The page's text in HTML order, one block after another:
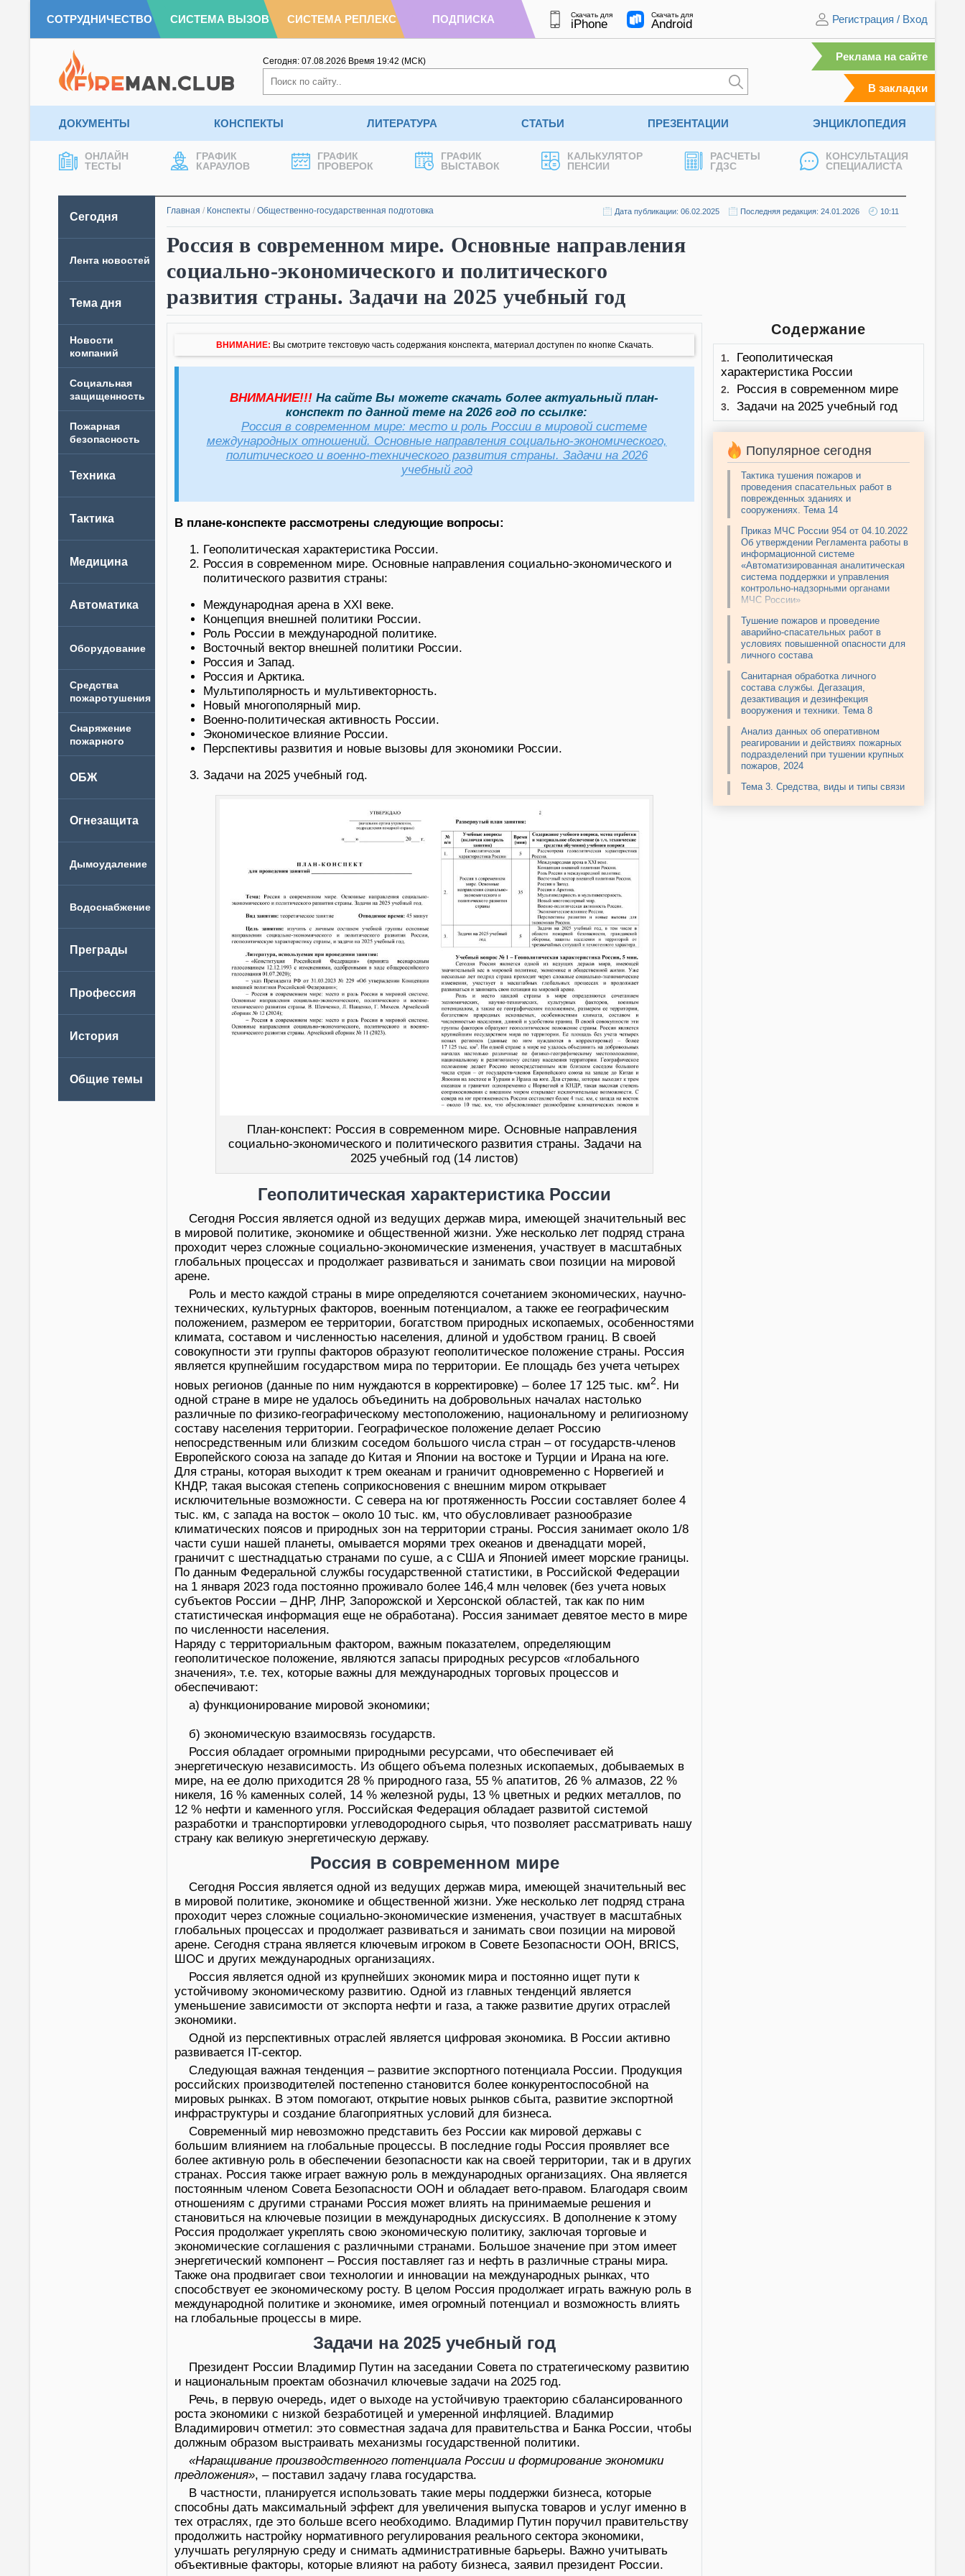
СОТРУДНИЧЕСТВО СИСТЕМА ВЫЗОВ СИСТЕМА РЕПЛЕКС ПОДПИСКА Скачать для
iPhone
Скачать для
Android Регистрация / Вход
Сегодня: 07.08.2026 Время 19:42 (МСК) Реклама на сайте
В закладки
ДОКУМЕНТЫ КОНСПЕКТЫ ЛИТЕРАТУРА СТАТЬИ ПРЕЗЕНТАЦИИ ЭНЦИКЛОПЕДИЯ
ОНЛАЙН
ТЕСТЫ
ГРАФИК
КАРАУЛОВ
ГРАФИК
ПРОВЕРОК
ГРАФИК
ВЫСТАВОК
КАЛЬКУЛЯТОР
ПЕНСИИ
РАСЧЕТЫ
ГДЗС
КОНСУЛЬТАЦИЯ
СПЕЦИАЛИСТА
Сегодня
Лента новостей
Тема дня
Новости
компаний
Главная / Конспекты / Общественно-государственная подготовка Дата публикации: 06.02.2025 Последняя редакция: 24.01.2026 10:11
Россия в современном мире. Основные направления
социально-экономического и политического
развития страны. Задачи на 2025 учебный год
ВНИМАНИЕ: Вы смотрите текстовую часть содержания конспекта, материал доступен по кнопке Скачать.
ВНИМАНИЕ!!!На сайте Вы можете скачать более актуальный план-
конспект по данной теме на 2026 год по ссылке:
Россия в современном мире: место и роль России в мировой системе
международных отношений. Основные направления социально-экономического,
политического и военно-технического развития страны. Задачи на 2026
учебный год
В плане-конспекте рассмотрены следующие вопросы:
Геополитическая характеристика России.
Россия в современном мире. Основные направления социально-экономического и
политического развития страны:
Международная арена в XXI веке.
Концепция внешней политики России.
Роль России в международной политике.
Восточный вектор внешней политики России.
Россия и Запад.
Россия и Арктика.
Мультиполярность и мультивекторность.
Новый многополярный мир.
Военно-политическая активность России.
Экономическое влияние России.
Перспективы развития и новые вызовы для экономики России.
Задачи на 2025 учебный год.
План-конспект: Россия в современном мире. Основные направления
социально-экономического и политического развития страны. Задачи на
2025 учебный год (14 листов)
Геополитическая характеристика России
Сегодня Россия является одной из ведущих держав мира, имеющей значительный вес
в мировой политике, экономике и общественной жизни. Уже несколько лет подряд страна
проходит через сложные социально-экономические изменения, участвует в масштабных
глобальных процессах и продолжает развиваться и занимать свои позиции на мировой
арене.
Роль и место каждой страны в мире определяются сочетанием экономических, научно-
технических, культурных факторов, военным потенциалом, а также ее географическим
положением, размером ее территории, богатством природных ископаемых, особенностями
климата, составом и численностью населения, длиной и удобством границ. В своей
совокупности эти группы факторов образуют геополитическое положение страны. Россия
является крупнейшим государством мира по территории. Ее площадь без учета четырех
новых регионов (данные по ним нуждаются в корректировке) – более 17 125 тыс. км2. Ни
одной стране в мире не удалось объединить на добровольных началах настолько
различные по физико-географическому местоположению, национальному и религиозному
составу населения территории. Географическое положение делает Россию
непосредственным или близким соседом большого числа стран – от государств-членов
Европейского союза на западе до Китая и Японии на востоке и Турции и Ирана на юге.
Для страны, которая выходит к трем океанам и граничит одновременно с Норвегией и
КНДР, такая высокая степень соприкосновения с внешним миром открывает
исключительные возможности. С севера на юг протяженность России составляет более 4
тыс. км, с запада на восток – около 10 тыс. км, что обусловливает разнообразие
климатических поясов и природных зон на территории страны. Россия занимает около 1/8
части суши нашей планеты, омывается морями трех океанов и двенадцати морей,
граничит с шестнадцатью странами по суше, а с США и Японией имеет морские границы.
По данным Федеральной службы государственной статистики, в Российской Федерации
на 1 января 2023 года постоянно проживало более 146,4 млн человек (без учета новых
субъектов России – ДНР, ЛНР, Запорожской и Херсонской областей, так как по ним
статистическая информация еще не обработана). Россия занимает девятое место в мире
по численности населения.
Наряду с территориальным фактором, важным показателем, определяющим
геополитическое положение, являются запасы природных ресурсов «глобального
значения», т.е. тех, которые важны для международных торговых процессов и
обеспечивают:
а) функционирование мировой экономики;
б) экономическую взаимосвязь государств.
Россия обладает огромными природными ресурсами, что обеспечивает ей
энергетическую независимость. Из общего объема полезных ископаемых, добываемых в
мире, на ее долю приходится 28 % природного газа, 55 % апатитов, 26 % алмазов, 22 %
никеля, 16 % каменных солей, 14 % железной руды, 13 % цветных и редких металлов, по
12 % нефти и каменного угля. Российская Федерация обладает развитой системой
разработки и транспортировки углеводородного сырья, что позволяет рассматривать нашу
страну как великую энергетическую державу.
Россия в современном мире
Сегодня Россия является одной из ведущих держав мира, имеющей значительный вес
в мировой политике, экономике и общественной жизни. Уже несколько лет подряд страна
проходит через сложные социально-экономические изменения, участвует в масштабных
глобальных процессах и продолжает развиваться и занимать свои позиции на мировой
арене. Сегодня страна является ключевым игроком в Совете Безопасности ООН, BRICS,
ШОС и других международных организациях.
Россия является одной из крупнейших экономик мира и постоянно ищет пути к
устойчивому экономическому развитию. Одной из главных тенденций является
уменьшение зависимости от экспорта нефти и газа, а также развитие других отраслей
экономики.
Одной из перспективных отраслей является цифровая экономика. В России активно
развивается IT-сектор.
Следующая важная тенденция – развитие экспортного потенциала России. Продукция
российских производителей постепенно становится более конкурентоспособной на
мировых рынках. В этом помогают, открытие новых рынков сбыта, развитие экспортной
инфраструктуры и создание благоприятных условий для бизнеса.
Современный мир невозможно представить без России как мировой державы с
большим влиянием на глобальные процессы. В последние годы Россия проявляет все
более активную роль в обеспечении безопасности как на своей территории, так и в других
странах. Россия также играет важную роль в международных организациях. Она является
постоянным членом Совета Безопасности ООН и обладает вето-правом. Благодаря своим
отношениям с другими странами Россия может влиять на принимаемые решения и
становиться на ключевые позиции в международных дискуссиях. В дополнение к этому
Россия продолжает укреплять свою экономическую политику, заключая торговые и
экономические соглашения с различными странами. Большое значение при этом имеет
энергетический компонент – Россия поставляет газ и нефть в различные страны мира.
Также она продвигает свои технологии и инновации на международных рынках, что
способствует ее экономическому росту. В целом Россия продолжает играть важную роль в
международной политике и экономике, имея огромный потенциал и возможность влиять
на глобальные процессы в мире.
Задачи на 2025 учебный год
Президент России Владимир Путин на заседании Совета по стратегическому развитию
и национальным проектам обозначил ключевые задачи на 2025 год.
Речь, в первую очередь, идет о выходе на устойчивую траекторию сбалансированного
роста экономики с низкой безработицей и умеренной инфляцией. Владимир
Владимирович отметил: это совместная задача для правительства и Банка России, чтобы
должным образом выстраивать механизмы государственной политики.
«Наращивание производственного потенциала России и формирование экономики
предложения», – поставил задачу глава государства.
В частности, планируется использовать такие меры поддержки бизнеса, которые
способны дать максимальный эффект для увеличения выпуска товаров и услуг именно в
тех отраслях, где это больше всего необходимо. Владимир Путин поручил правительству
продолжить настройку нормативного регулирования реального сектора экономики,
улучшать регулярную среду и снимать административные барьеры. Важно учитывать
объективные факторы, которые влияют на работу бизнеса, заявил президент России.
Содержание
1.
Геополитическая
характеристика России
2. Россия в современном мире
3. Задачи на 2025 учебный год
Популярное сегодня
Тактика тушения пожаров и
проведения спасательных работ в
поврежденных зданиях и
сооружениях. Тема 14
Приказ МЧС России 954 от 04.10.2022
Об утверждении Регламента работы в
информационной системе
«Автоматизированная аналитическая
система поддержки и управления
контрольно-надзорными органами
МЧС России»
Тушение пожаров и проведение
аварийно-спасательных работ в
условиях повышенной опасности для
личного состава
Санитарная обработка личного
состава службы. Дегазация,
дезактивация и дезинфекция
вооружения и техники. Тема 8
Анализ данных об оперативном
реагировании и действиях пожарных
подразделений при тушении крупных
пожаров, 2024
Тема 3. Средства, виды и типы связи